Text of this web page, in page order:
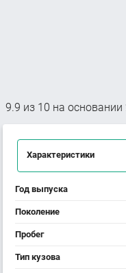
9.9 из 10 на основании
Характеристики
Год выпуска
Поколение
Пробег
Тип кузова